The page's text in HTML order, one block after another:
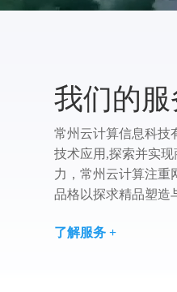
我们的服
常州云计算信息科技
技术应用,探索并实
力，常州云计算注重
品格以探求精品塑造
了解服务 +